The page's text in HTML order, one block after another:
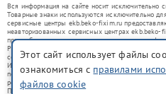
Вся информация на сайте носит исключительно
Товарные знаки используются исключительно
сервисные центры ekb.beko-fixim.ru
неавторизованных сервисных центрах
правообладателями товарных знаков или их
Ремонт осуществляется для устройств, уже
со статьей 1487 ГК РФ.
Использование товарных знаков не преследует
потребителей в заблуждение, а служит для
ремонту техники указанных брендов.
Представленная на сайте информация не
Этот сайт использует файлы
ознакомиться с правилами
файлов cookie